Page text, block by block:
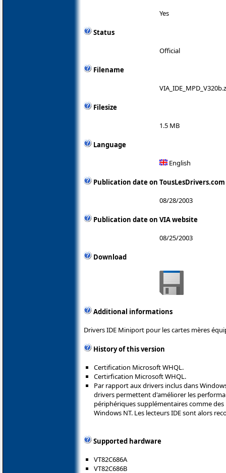
Yes
Status
Official
Filename
Filesize
1.5 MB
Language
English
Publication date on TousLesDrivers.com
08/28/2003
Publication date on VIA website
08/25/2003
Download
Additional informations
Drivers IDE Miniport pour les cartes mères
History of this version
Certification Microsoft WHQL.
Certirfication Microsoft WHQL.
Par rapport aux drivers inclus dans
drivers permettent d'améliorer les
périphériques supplémentaires comme
Windows NT. Les lecteurs IDE sont alors
Supported hardware
VT82C686A
VT82C686B